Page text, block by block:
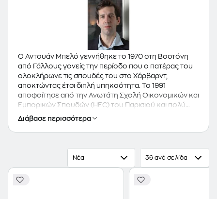
Ο Αντουάν Μπελό γεννήθηκε το 1970 στη Βοστόνη
από Γάλλους γονείς την περίοδο που ο πατέρας του
ολοκλήρωνε τις σπουδές του στο Χάρβαρντ,
αποκτώντας έτσι διπλή υπηκοότητα. Το 1991
αποφοίτησε από την Ανωτάτη Σχολή Οικονομικών και
Εμπορικών Σπουδών (ΗΕC) του Παρισιού και πολύ
γρήγορα βρέθηκε να διευθύνει μια διεθνή εταιρεία
διοργάνωσης συνεδρίων και επαγγελματικών
συναντήσεων, μοιράζοντας τον χρόνο του μεταξύ
δικό του όνομα και την άλλη με εκείνο του αδελφού
του: τα δύο κείμενα μοιράστηκαν το πρώτο βραβείο.
Διάβασε περισσότερα
Νέα 36 ανά σελίδα